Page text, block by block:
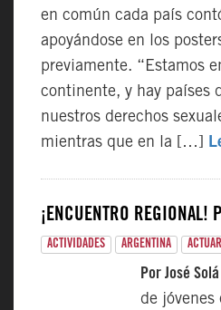
en común cada país
apoyándose en los
previamente. “Estamos
continente, y hay países
nuestros derechos
mientras que en la […]
¡ENCUENTRO REGIONAL!
ACTIVIDADES ARGENTINA ACTUAR
Por José
de jóvenes